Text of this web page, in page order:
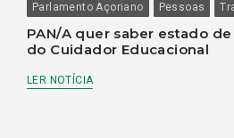
Parlamento Açoriano
Pessoas
PAN/A quer saber estado
do Cuidador Educacional
LER NOTÍCIA